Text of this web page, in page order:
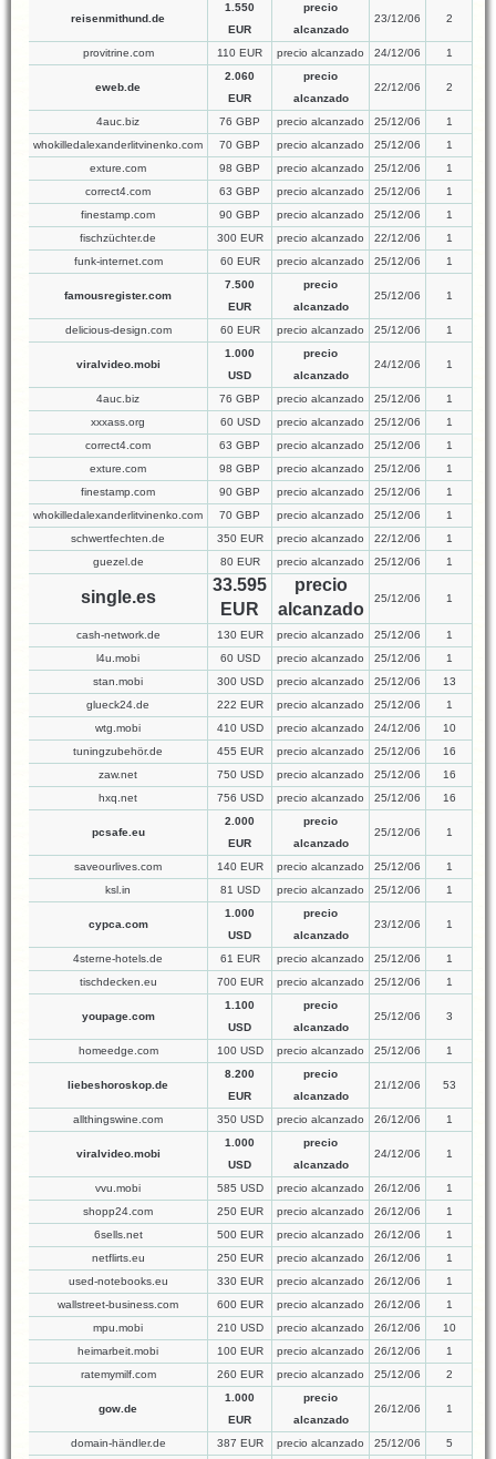
reisenmithund.de
1.550
EUR
precio
alcanzado
23/12/06 2
provitrine.com 110 EUR precio alcanzado 24/12/06 1
eweb.de
2.060
EUR
precio
alcanzado
22/12/06 2
4auc.biz 76 GBP precio alcanzado 25/12/06
1
whokilledalexanderlitvinenko.com
70 GBP precio alcanzado 25/12/06
1
exture.com
98 GBP precio alcanzado 25/12/06
1
correct4.com
63 GBP precio alcanzado 25/12/06
1
finestamp.com
90 GBP precio alcanzado 25/12/06
1
fischzüchter.de
300 EUR precio alcanzado 22/12/06
1
funk-internet.com
60 EUR precio alcanzado 25/12/06 1
famousregister.com
7.500
EUR
precio
alcanzado
25/12/06 1
delicious-design.com 60 EUR precio alcanzado 25/12/06 1
viralvideo.mobi
1.000
USD
precio
alcanzado
24/12/06 1
4auc.biz 76 GBP precio alcanzado 25/12/06
1
xxxass.org
60 USD precio alcanzado 25/12/06
1
correct4.com
63 GBP precio alcanzado 25/12/06
1
exture.com
98 GBP precio alcanzado 25/12/06
1
finestamp.com
90 GBP precio alcanzado 25/12/06
1
whokilledalexanderlitvinenko.com
70 GBP precio alcanzado 25/12/06
1
schwertfechten.de
350 EUR precio alcanzado 22/12/06
1
guezel.de
80 EUR precio alcanzado 25/12/06 1
single.es
33.595
EUR
precio
alcanzado
25/12/06 1
cash-network.de 130 EUR precio alcanzado 25/12/06
1
l4u.mobi
60 USD precio alcanzado 25/12/06
1
stan.mobi
300 USD precio alcanzado 25/12/06
13
glueck24.de
222 EUR precio alcanzado 25/12/06
1
wtg.mobi
410 USD precio alcanzado 24/12/06
10
tuningzubehör.de
455 EUR precio alcanzado 25/12/06
16
zaw.net
750 USD precio alcanzado 25/12/06
16
hxq.net
756 USD precio alcanzado 25/12/06 16
pcsafe.eu
2.000
EUR
precio
alcanzado
25/12/06 1
saveourlives.com 140 EUR precio alcanzado 25/12/06
1
ksl.in
81 USD precio alcanzado 25/12/06 1
cypca.com
1.000
USD
precio
alcanzado
23/12/06 1
4sterne-hotels.de 61 EUR precio alcanzado 25/12/06
1
tischdecken.eu
700 EUR precio alcanzado 25/12/06 1
youpage.com
1.100
USD
precio
alcanzado
25/12/06 3
homeedge.com 100 USD precio alcanzado 25/12/06 1
liebeshoroskop.de
8.200
EUR
precio
alcanzado
21/12/06 53
allthingswine.com 350 USD precio alcanzado 26/12/06 1
viralvideo.mobi
1.000
USD
precio
alcanzado
24/12/06 1
vvu.mobi 585 USD precio alcanzado 26/12/06
1
shopp24.com
250 EUR precio alcanzado 26/12/06
1
6sells.net
500 EUR precio alcanzado 26/12/06
1
netflirts.eu
250 EUR precio alcanzado 26/12/06
1
used-notebooks.eu
330 EUR precio alcanzado 26/12/06
1
wallstreet-business.com
600 EUR precio alcanzado 26/12/06
1
mpu.mobi
210 USD precio alcanzado 26/12/06
10
heimarbeit.mobi
100 EUR precio alcanzado 26/12/06
1
ratemymilf.com
260 EUR precio alcanzado 25/12/06 2
gow.de
1.000
EUR
precio
alcanzado
26/12/06 1
domain-händler.de 387 EUR precio alcanzado 25/12/06 5